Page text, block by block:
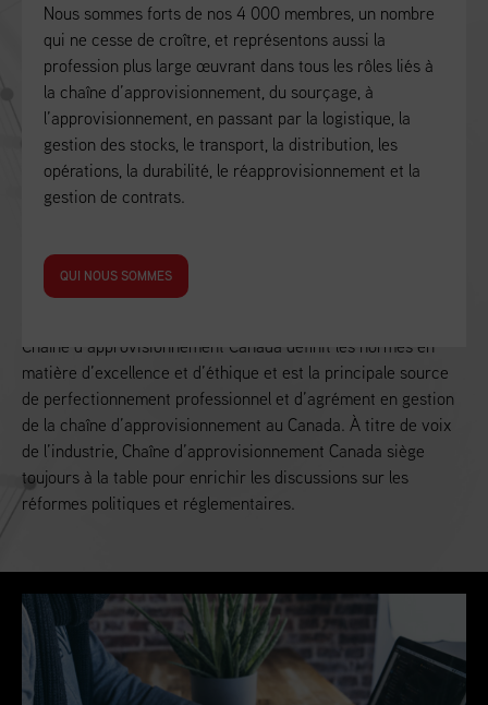
Alimenter la croissance économique du Canada
Chaîne d’approvisionnement Canada définit les normes en
matière d’excellence et d’éthique et est la principale source
de perfectionnement professionnel et d’agrément en gestion
de la chaîne d’approvisionnement au Canada. À titre de voix
de l’industrie, Chaîne d’approvisionnement Canada siège
toujours à la table pour enrichir les discussions sur les
réformes politiques et réglementaires.
Nous sommes forts de nos 4 000 membres, un nombre
qui ne cesse de croître, et représentons aussi la
profession plus large œuvrant dans tous les rôles liés à
la chaîne d’approvisionnement, du sourçage, à
l’approvisionnement, en passant par la logistique, la
gestion des stocks, le transport, la distribution, les
opérations, la durabilité, le réapprovisionnement et la
gestion de contrats.
QUI NOUS SOMMES